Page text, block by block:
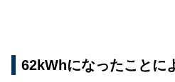
62kWhになったことに